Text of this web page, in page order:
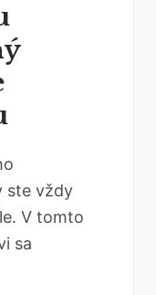
ste vždy
V tomto
sa